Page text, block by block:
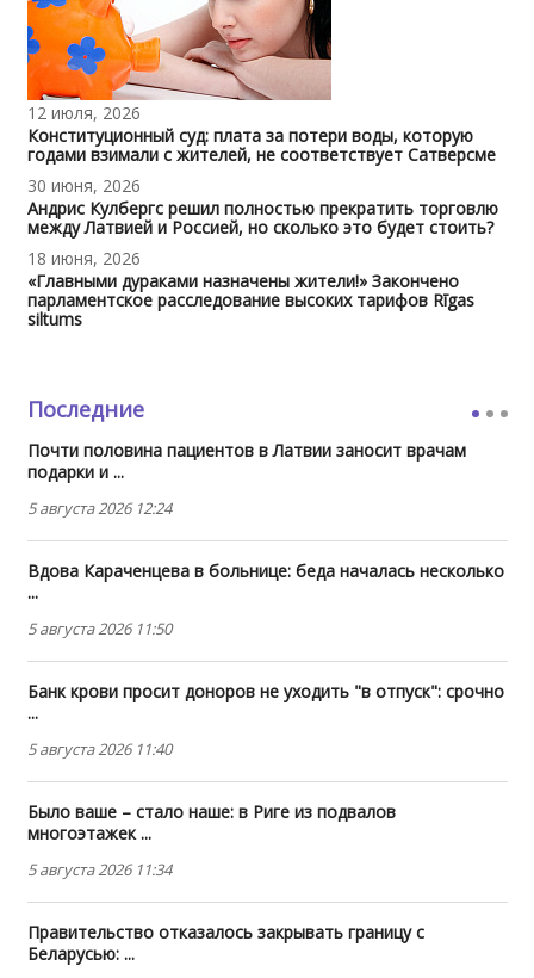
12 июля, 2026
Конституционный суд: плата за потери воды, которую
годами взимали с жителей, не соответствует Сатверсме
30 июня, 2026
Андрис Кулбергс решил полностью прекратить торговлю
между Латвией и Россией, но сколько это будет стоить?
18 июня, 2026
«Главными дураками назначены жители!» Закончено
парламентское расследование высоких тарифов Rīgas
siltums
Последние
Почти половина пациентов в Латвии заносит врачам
подарки и ...
5 августа 2026 12:24
Вдова Караченцева в больнице: беда началась несколько
...
5 августа 2026 11:50
Банк крови просит доноров не уходить "в отпуск": срочно
...
5 августа 2026 11:40
Было ваше – стало наше: в Риге из подвалов
многоэтажек ...
5 августа 2026 11:34
Правительство отказалось закрывать границу с
Беларусью: ...